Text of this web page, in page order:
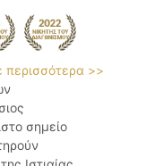
περισσότερα >>
σημείο